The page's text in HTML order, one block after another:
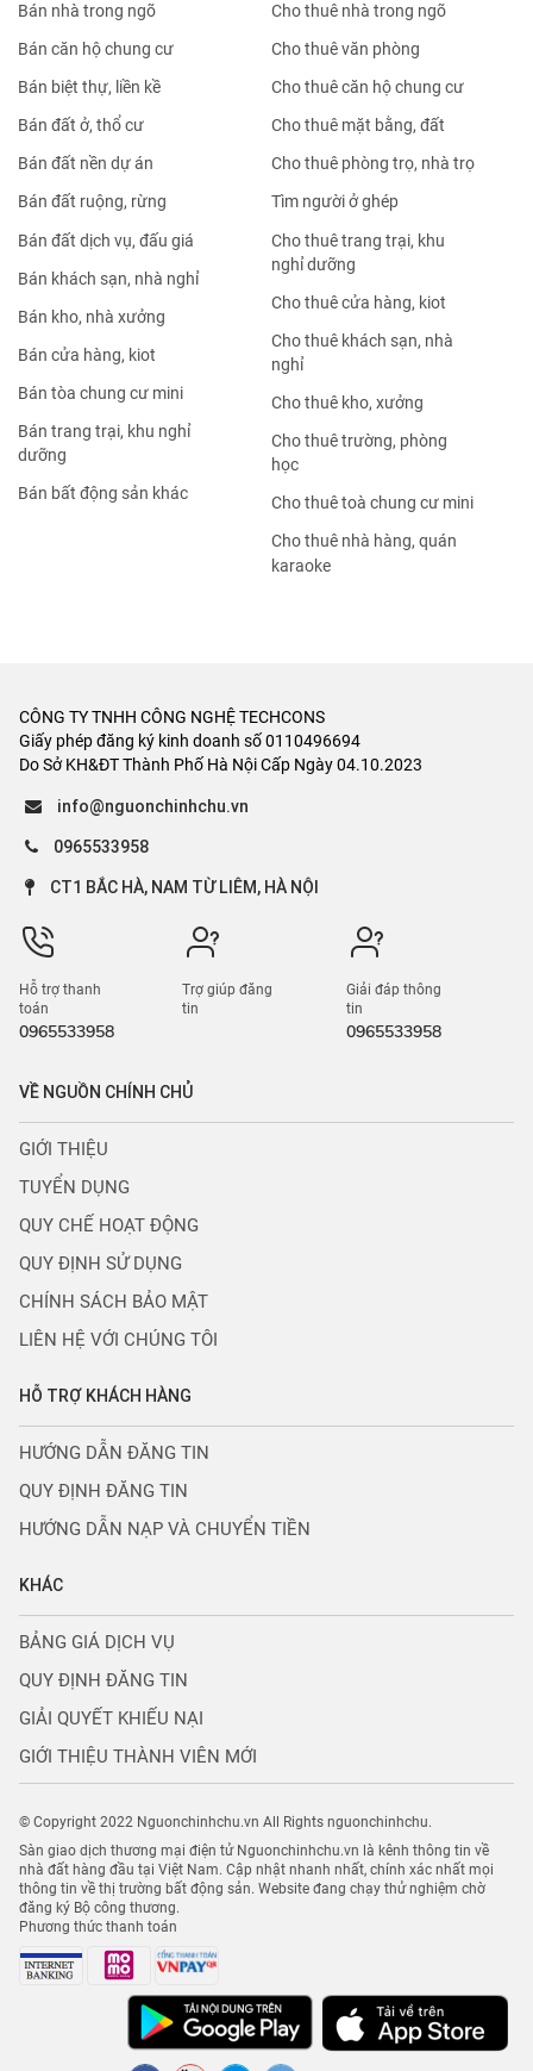
Bán nhà trong ngõ
Bán căn hộ chung cư
Bán biệt thự, liền kề
Bán đất ở, thổ cư
Bán đất nền dự án
Bán đất ruộng, rừng
Bán đất dịch vụ, đấu giá
Bán khách sạn, nhà nghỉ
Bán kho, nhà xưởng
Bán cửa hàng, kiot
Bán tòa chung cư mini
Bán trang trại, khu nghỉ
dưỡng
Bán bất động sản khác
Cho thuê nhà trong ngõ
Cho thuê văn phòng
Cho thuê căn hộ chung cư
Cho thuê mặt bằng, đất
Cho thuê phòng trọ, nhà trọ
Tìm người ở ghép
Cho thuê trang trại, khu
nghỉ dưỡng
Cho thuê cửa hàng, kiot
Cho thuê khách sạn, nhà
nghỉ
Cho thuê kho, xưởng
Cho thuê trường, phòng
học
Cho thuê toà chung cư mini
Cho thuê nhà hàng, quán
karaoke
CÔNG TY TNHH CÔNG NGHỆ TECHCONS
Giấy phép đăng ký kinh doanh số 0110496694
Do Sở KH&ĐT Thành Phố Hà Nội Cấp Ngày 04.10.2023
info@nguonchinhchu.vn
0965533958
CT1 BẮC HÀ, NAM TỪ LIÊM, HÀ NỘI
Hỗ trợ thanh
toán
0965533958
Trợ giúp đăng
tin
Giải đáp thông
tin
0965533958
VỀ NGUỒN CHÍNH CHỦ
GIỚI THIỆU
TUYỂN DỤNG
QUY CHẾ HOẠT ĐỘNG
QUY ĐỊNH SỬ DỤNG
CHÍNH SÁCH BẢO MẬT
LIÊN HỆ VỚI CHÚNG TÔI
HỖ TRỢ KHÁCH HÀNG
HƯỚNG DẪN ĐĂNG TIN
QUY ĐỊNH ĐĂNG TIN
HƯỚNG DẪN NẠP VÀ CHUYỂN TIỀN
KHÁC
BẢNG GIÁ DỊCH VỤ
QUY ĐỊNH ĐĂNG TIN
GIẢI QUYẾT KHIẾU NẠI
GIỚI THIỆU THÀNH VIÊN MỚI
© Copyright 2022 Nguonchinhchu.vn All Rights nguonchinhchu.
Sàn giao dịch thương mại điện tử Nguonchinhchu.vn là kênh thông tin về
nhà đất hàng đầu tại Việt Nam. Cập nhật nhanh nhất, chính xác nhất mọi
thông tin về thị trường bất động sản. Website đang chạy thử nghiệm chờ
đăng ký Bộ công thương.
Phương thức thanh toán